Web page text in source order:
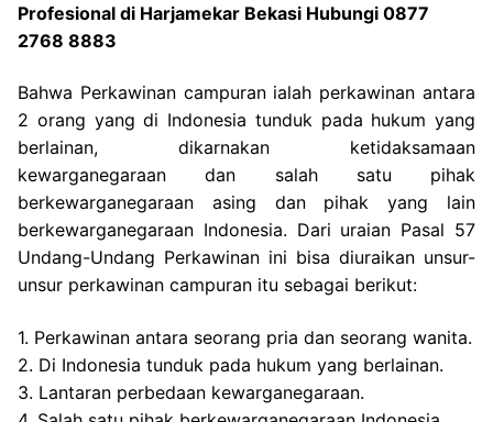
Profesional di Harjamekar Bekasi Hubungi 0877
2768 8883
Bahwa Perkawinan campuran ialah perkawinan antara
2 orang yang di Indonesia tunduk pada hukum yang
berlainan, dikarnakan ketidaksamaan
kewarganegaraan dan salah satu pihak
berkewarganegaraan asing dan pihak yang lain
berkewarganegaraan Indonesia. Dari uraian Pasal 57
Undang-Undang Perkawinan ini bisa diuraikan unsur-
unsur perkawinan campuran itu sebagai berikut:
1. Perkawinan antara seorang pria dan seorang wanita.
2. Di Indonesia tunduk pada hukum yang berlainan.
3. Lantaran perbedaan kewarganegaraan.